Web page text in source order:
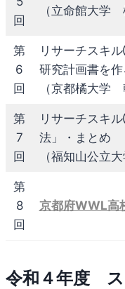
回
（立命館大学
第
6
回
リサーチスキ
研究計画書を作
（京都橘大学
第
7
回
リサーチスキ
法」・まとめ
（福知山公立
第
8
回
京都府WWL高
令和４年度 ス